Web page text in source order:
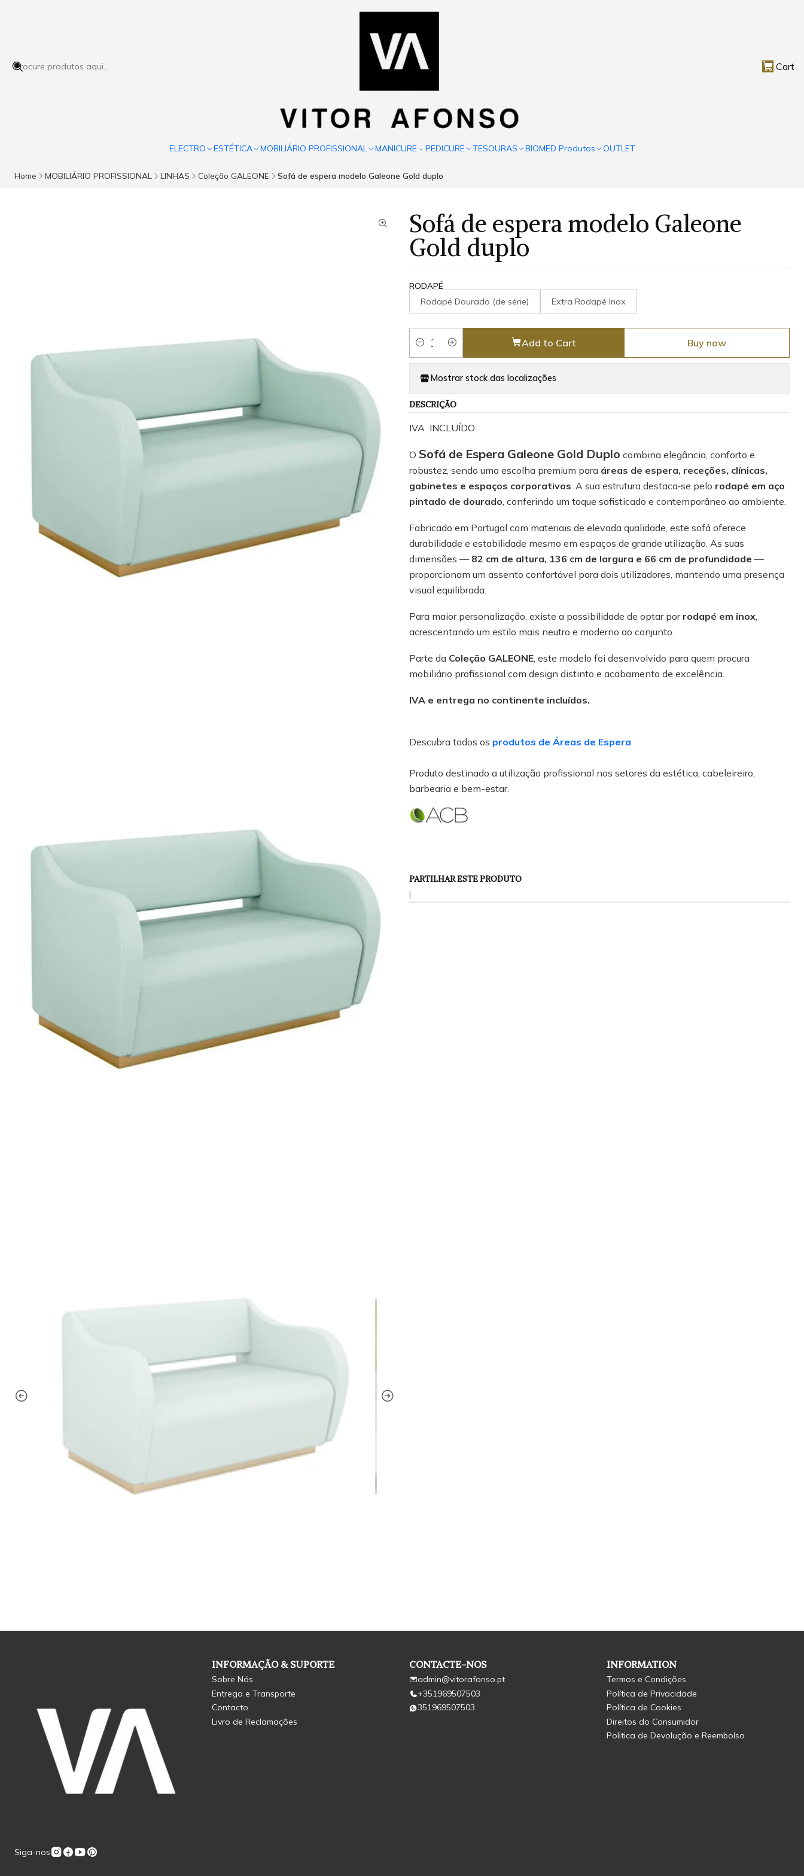
Cart
ELECTRO ESTÉTICA MOBILIÁRIO PROFISSIONAL MANICURE - PEDICURE TESOURAS BIOMED Produtos OUTLET
Home MOBILIÁRIO PROFISSIONAL LINHAS Coleção GALEONE Sofá de espera modelo Galeone Gold duplo
Sofá de espera modelo Galeone
Gold duplo
RODAPÉ
Rodapé Dourado (de série) Extra Rodapé Inox
Quantity
Add to Cart Buy now
Mostrar stock das localizações
DESCRIÇÃO
IVA INCLUÍDO
O Sofá de Espera Galeone Gold Duplo combina elegância, conforto e
robustez, sendo uma escolha premium para áreas de espera, receções, clínicas,
gabinetes e espaços corporativos . A sua estrutura destaca‑se pelo rodapé em aço
pintado de dourado , conferindo um toque sofisticado e contemporâneo ao ambiente.
Fabricado em Portugal com materiais de elevada qualidade, este sofá oferece
durabilidade e estabilidade mesmo em espaços de grande utilização. As suas
dimensões — 82 cm de altura, 136 cm de largura e 66 cm de profundidade —
proporcionam um assento confortável para dois utilizadores, mantendo uma presença
visual equilibrada.
Para maior personalização, existe a possibilidade de optar por rodapé em inox
acrescentando um estilo mais neutro e moderno ao conjunto.
Parte da Coleção GALEONE , este modelo foi desenvolvido para quem procura
mobiliário profissional com design distinto e acabamento de excelência.
IVA e entrega no continente incluídos.
Descubra todos os produtos de Áreas de Espera
Produto destinado a utilização profissional nos setores da estética, cabeleireiro,
barbearia e bem-estar.
PARTILHAR ESTE PRODUTO
|
Siga-nos
INFORMAÇÃO & SUPORTE
Sobre Nós
Entrega e Transporte
Contacto
Livro de Reclamações
CONTACTE-NOS
admin@vitorafonso.pt
+351969507503
351969507503
INFORMATION
Termos e Condições
Política de Privacidade
Política de Cookies
Direitos do Consumidor
Politica de Devolução e Reembolso